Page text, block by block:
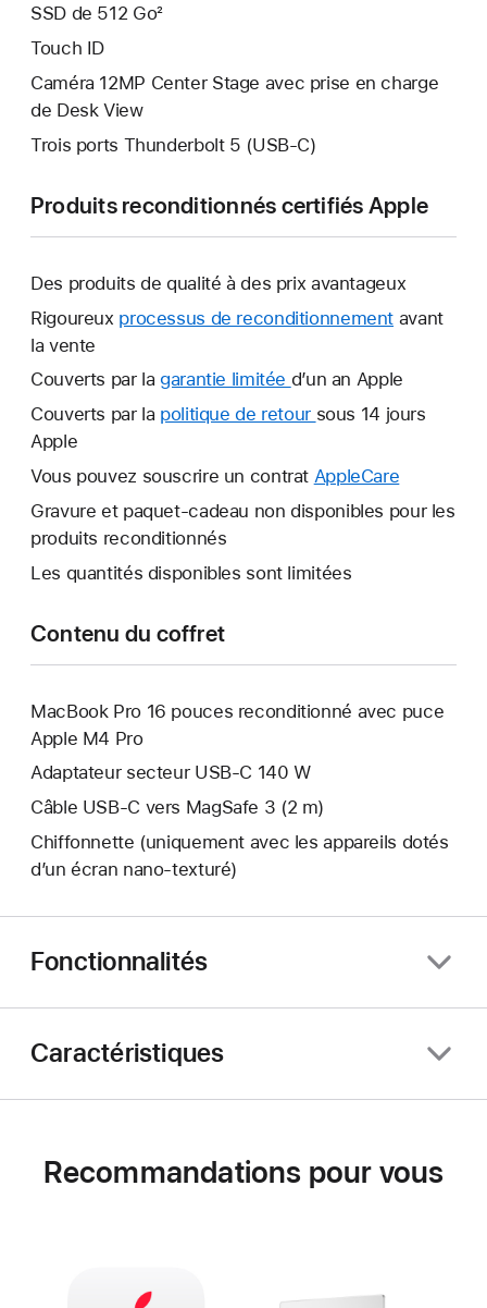
SSD de 512 Go²
Touch ID
Caméra 12MP Center Stage avec prise en charge
de Desk View
Trois ports Thunderbolt 5 (USB‑C)
Produits reconditionnés certifiés Apple
Des produits de qualité à des prix avantageux
Rigoureux processus de reconditionnement avant
la vente
Couverts par la garantie limitée Une
nouvelle
d’un an Apple
Couverts par la politique de retour Une
fenêtre
sous 14 jours
Apple
Vous pouvez souscrire un contrat AppleCare
nouvelle
Gravure et paquet-cadeau non disponibles pour les
produits reconditionnés
Les quantités disponibles sont limitées
Contenu du coffret
MacBook Pro 16 pouces reconditionné avec puce
Apple M4 Pro
Adaptateur secteur USB-C 140 W
Câble USB-C vers MagSafe 3 (2 m)
Chiffonnette (uniquement avec les appareils dotés
d’un écran nano‑texturé)
Fonctionnalités
Caractéristiques
Recommandations pour vous